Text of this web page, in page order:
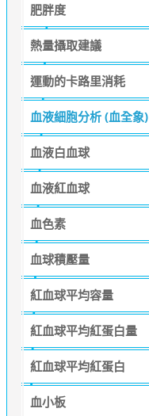
肥胖度
熱量攝取建議
運動的卡路里消耗
血液細胞分析 (血全象)
血液白血球
血液紅血球
血色素
血球積壓量
紅血球平均容量
紅血球平均紅蛋白量
紅血球平均紅蛋白
血小板